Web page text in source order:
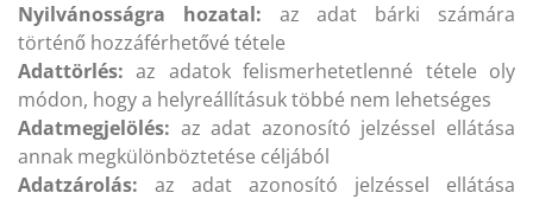
Nyilvánosságra hozatal: az adat bárki számára
történő hozzáférhetővé tétele
Adattörlés: az adatok felismerhetetlenné tétele oly
módon, hogy a helyreállításuk többé nem lehetséges
Adatmegjelölés: az adat azonosító jelzéssel ellátása
annak megkülönböztetése céljából
Adatzárolás: az adat azonosító jelzéssel ellátása